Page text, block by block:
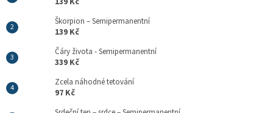
Škorpion – Semipermanentní
139 Kč
Čáry života - Semipermanentní
339 Kč
Zcela náhodné tetování
97 Kč